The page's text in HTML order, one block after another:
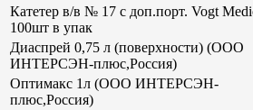
Катетер в/в № 17 с доп.порт. Vogt
100шт в упак
Диаспрей 0,75 л (поверхности) (ООО
ИНТЕРСЭН-плюс,Россия)
Оптимакс 1л (ООО ИНТЕРСЭН-
плюс,Россия)